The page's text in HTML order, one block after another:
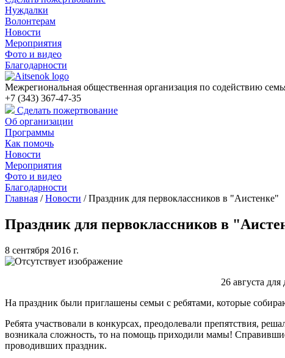
Нуждалки
Волонтерам
Новости
Мероприятия
Фото и видео
Благодарности
Межрегиональная общественная организация по содействию
+7 (343) 367-47-35
Сделать пожертвование
Об организации
Программы
Как помочь
Новости
Мероприятия
Фото и видео
Благодарности
Главная /Новости /Праздник для первоклассников в "Аистенке"
Праздник для первоклассников в
8 сентября 2016 г.
26 августа
На праздник были приглашены семьи с ребятами, которые
Ребята участвовали в конкурсах, преодолевали препятствия,
возникала сложность, то на помощь приходили мамы!
проводивших праздник.